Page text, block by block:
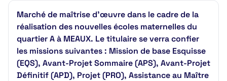
Marché de maîtrise d’œuvre dans le cadre de la
réalisation des nouvelles écoles maternelles du
quartier A à MEAUX. Le titulaire se verra confier
les missions suivantes : Mission de base Esquisse
(EQS), Avant-Projet Sommaire (APS), Avant-Projet
Définitif (APD), Projet (PRO), Assistance au Maître